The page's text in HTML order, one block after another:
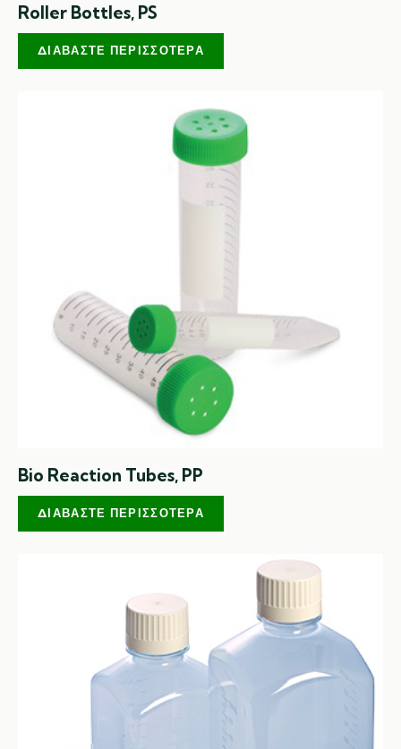
Roller Bottles, PS
ΔΙΑΒΆΣΤΕ ΠΕΡΙΣΣΌΤΕΡΑ
Bio Reaction Tubes, PP
ΔΙΑΒΆΣΤΕ ΠΕΡΙΣΣΌΤΕΡΑ